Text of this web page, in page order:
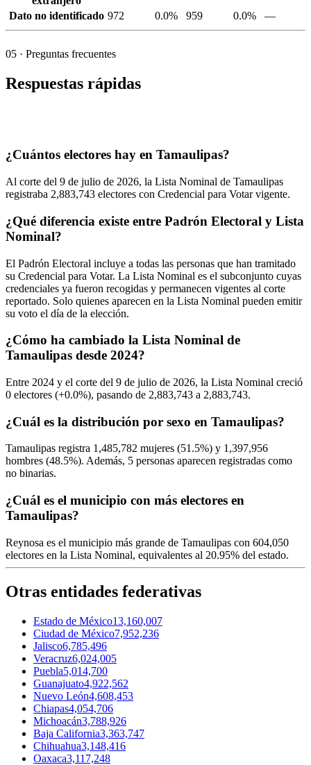
Dato no identificado 972 0.0% 959 0.0% —
05 · Preguntas frecuentes
Respuestas rápidas
¿Cuántos electores hay en Tamaulipas?
Al corte del 9 de julio de 2026, la Lista Nominal de Tamaulipas
registraba 2,883,743 electores con Credencial para Votar vigente.
¿Qué diferencia existe entre Padrón Electoral y Lista
Nominal?
El Padrón Electoral incluye a todas las personas que han tramitado
su Credencial para Votar. La Lista Nominal es el subconjunto cuyas
credenciales ya fueron recogidas y permanecen vigentes al corte
reportado. Solo quienes aparecen en la Lista Nominal pueden emitir
su voto el día de la elección.
¿Cómo ha cambiado la Lista Nominal de
Tamaulipas desde 2024?
Entre 2024 y el corte del 9 de julio de 2026, la Lista Nominal creció
0 electores (+0.0%), pasando de 2,883,743 a 2,883,743.
¿Cuál es la distribución por sexo en Tamaulipas?
Tamaulipas registra 1,485,782 mujeres (51.5%) y 1,397,956
hombres (48.5%). Además, 5 personas aparecen registradas como
no binarias.
¿Cuál es el municipio con más electores en
Tamaulipas?
Reynosa es el municipio más grande de Tamaulipas con 604,050
electores en la Lista Nominal, equivalentes al 20.95% del estado.
Otras entidades federativas
Estado de México13,160,007
Ciudad de México7,952,236
Jalisco6,785,496
Veracruz6,024,005
Puebla5,014,700
Guanajuato4,922,562
Nuevo León4,608,453
Chiapas4,054,706
Michoacán3,788,926
Baja California3,363,747
Chihuahua3,148,416
Oaxaca3,117,248